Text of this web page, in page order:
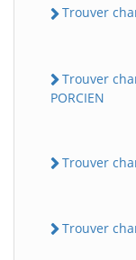
Trouver
Trouver
PORCIEN
Trouver
Trouver